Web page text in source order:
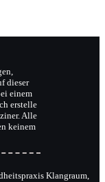
dieser
einem
erstelle
Alle
keinem
Klangraum,